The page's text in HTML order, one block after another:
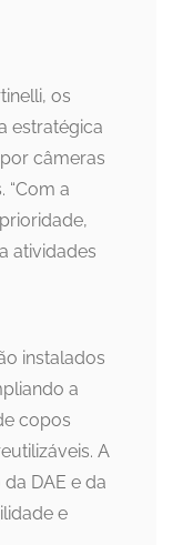
os
estratégica
câmeras
“Com a
atividades
instalados
a
copos
A
DAE e da
e